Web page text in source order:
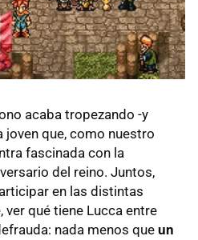
acaba tropezando -y
joven que, como nuestro
fascinada con la
del reino. Juntos,
en las distintas
ver qué tiene Lucca entre
nada menos que un